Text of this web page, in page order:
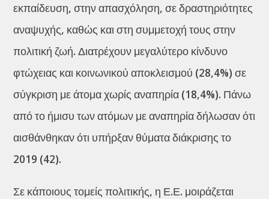
εκπαίδευση, στην απασχόληση, σε δραστηριότητες
αναψυχής, καθώς και στη συμμετοχή τους στην
πολιτική ζωή. Διατρέχουν μεγαλύτερο κίνδυνο
φτώχειας και κοινωνικού αποκλεισμού (28,4%) σε
σύγκριση με άτομα χωρίς αναπηρία (18,4%). Πάνω
από το ήμισυ των ατόμων με αναπηρία δήλωσαν ότι
αισθάνθηκαν ότι υπήρξαν θύματα διάκρισης το
2019 (42).
Σε κάποιους τομείς πολιτικής, η Ε.Ε. μοιράζεται